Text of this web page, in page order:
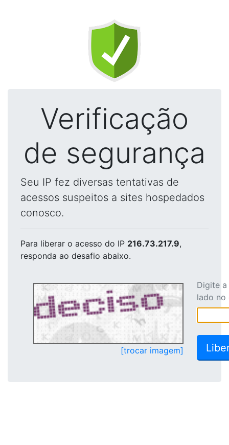
Verificação
de segurança
Seu IP fez diversas tentativas de
acessos suspeitos a sites hospedados
conosco.
Para liberar o acesso do IP 216.73.217.9,
responda ao desafio abaixo.
[trocar imagem]
Digite
lado no